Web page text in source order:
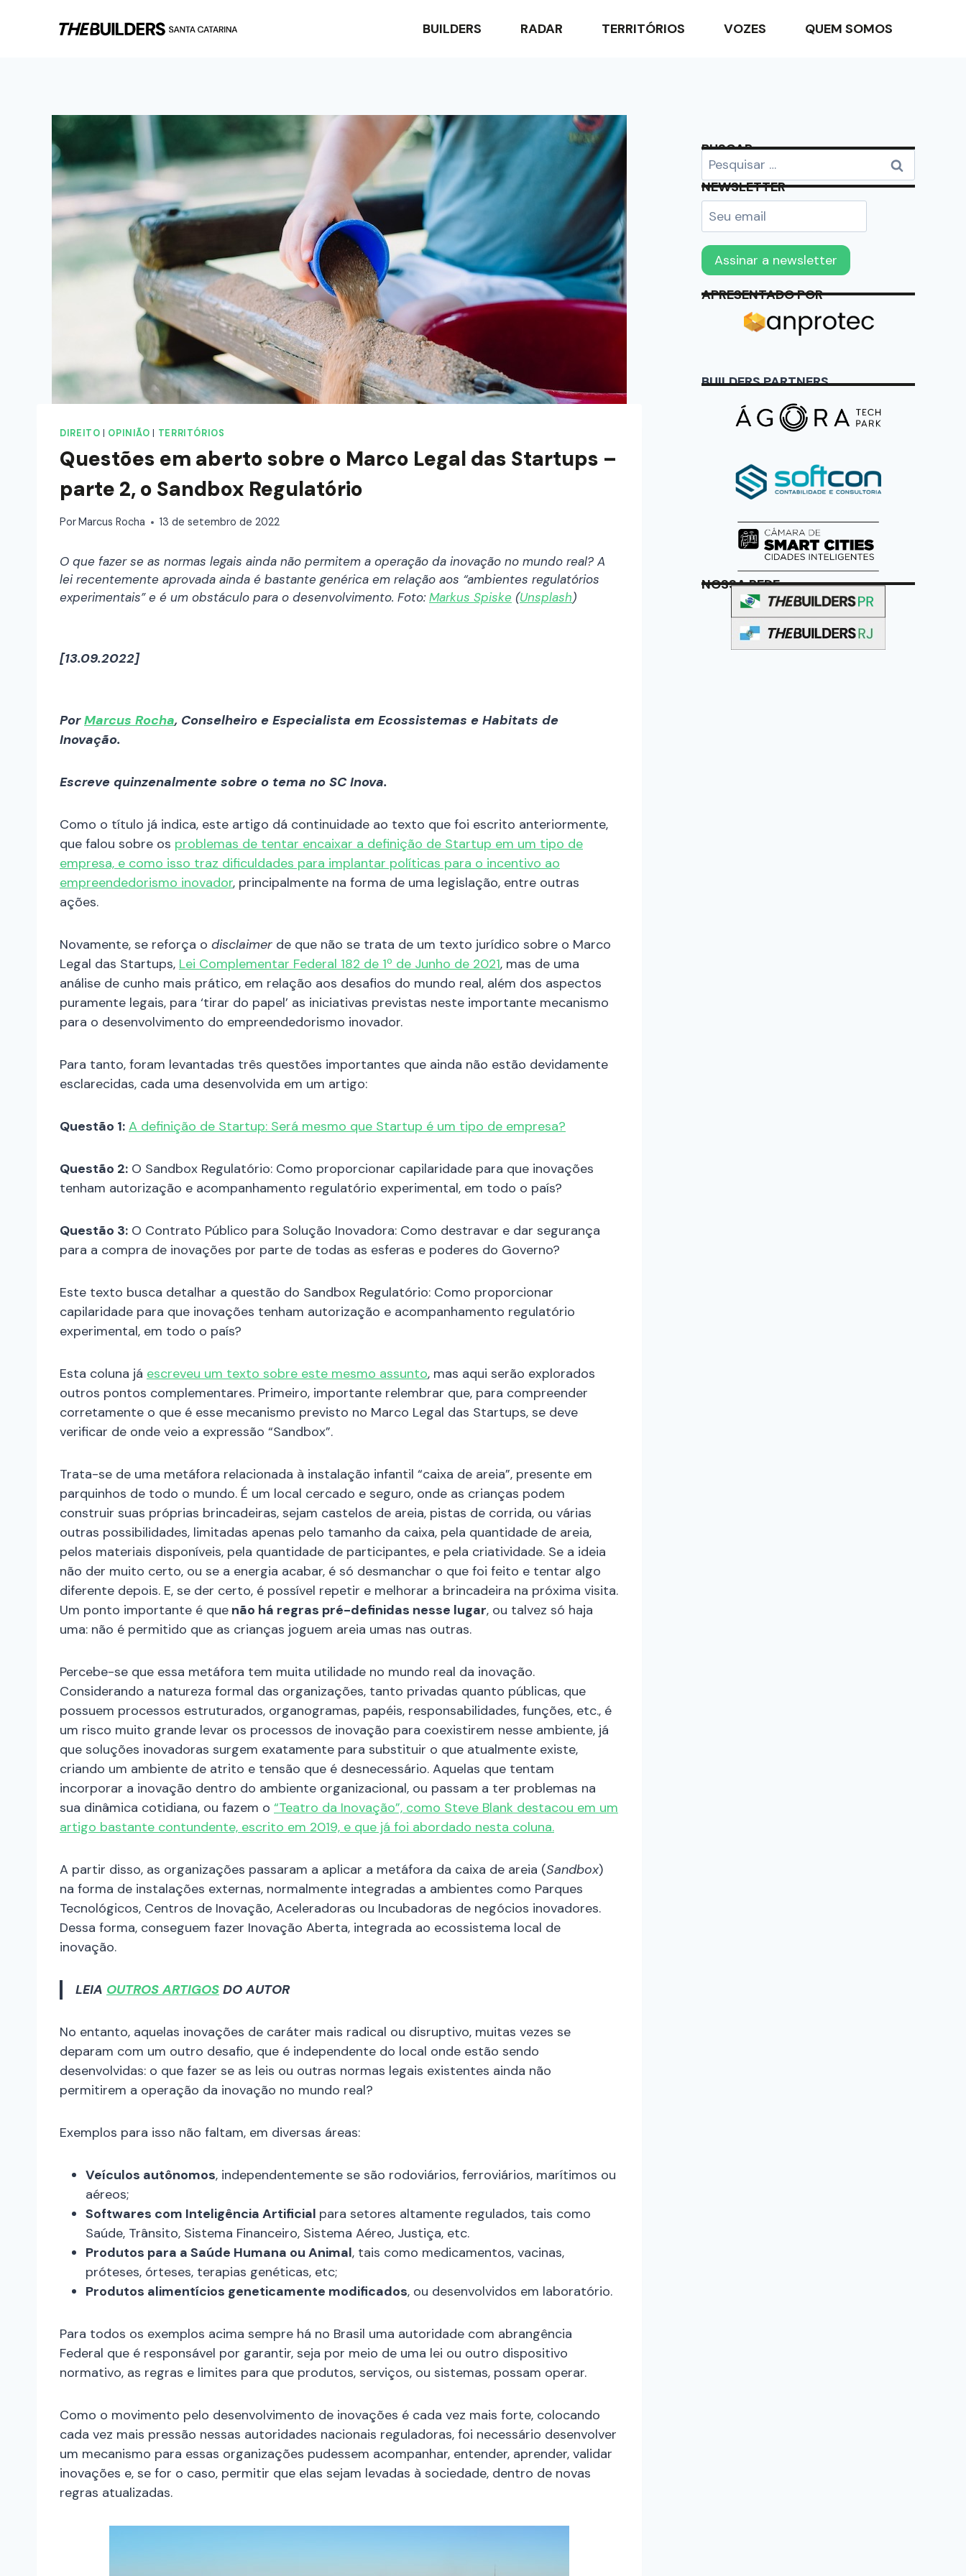
BUILDERS RADAR TERRITÓRIOS VOZES QUEM SOMOS
DIREITO OPINIÃO TERRITÓRIOS
Questões em aberto sobre o Marco Legal das Startups –
parte 2, o Sandbox Regulatório
PorMarcus Rocha 13 de setembro de 2022
O que fazer se as normas legais ainda não permitem a operação da inovação no mundo real? A
lei recentemente aprovada ainda é bastante genérica em relação aos “ambientes regulatórios
experimentais” e é um obstáculo para o desenvolvimento. Foto:Markus Spiske (Unsplash)
[13.09.2022]
PorMarcus Rocha, Conselheiro e Especialista em Ecossistemas e Habitats de
Inovação.
Escreve quinzenalmente sobre o tema no SC Inova.
Como o título já indica, este artigo dá continuidade ao texto que foi escrito anteriormente,
que falou sobre os problemas de tentar encaixar a definição de Startup em um tipo de
empresa, e como isso traz dificuldades para implantar políticas para o incentivo ao
empreendedorismo inovador, principalmente na forma de uma legislação, entre outras
ações.
Novamente, se reforça o disclaimer de que não se trata de um texto jurídico sobre o Marco
Legal das Startups, Lei Complementar Federal 182 de 1º de Junho de 2021, mas de uma
análise de cunho mais prático, em relação aos desafios do mundo real, além dos aspectos
puramente legais, para ‘tirar do papel’ as iniciativas previstas neste importante mecanismo
para o desenvolvimento do empreendedorismo inovador.
Para tanto, foram levantadas três questões importantes que ainda não estão devidamente
esclarecidas, cada uma desenvolvida em um artigo:
Questão 1: A definição de Startup: Será mesmo que Startup é um tipo de empresa?
Questão 2: O Sandbox Regulatório: Como proporcionar capilaridade para que inovações
tenham autorização e acompanhamento regulatório experimental, em todo o país?
Questão 3: O Contrato Público para Solução Inovadora: Como destravar e dar segurança
para a compra de inovações por parte de todas as esferas e poderes do Governo?
Este texto busca detalhar a questão do Sandbox Regulatório: Como proporcionar
capilaridade para que inovações tenham autorização e acompanhamento regulatório
experimental, em todo o país?
Esta coluna já escreveu um texto sobre este mesmo assunto, mas aqui serão explorados
outros pontos complementares. Primeiro, importante relembrar que, para compreender
corretamente o que é esse mecanismo previsto no Marco Legal das Startups, se deve
verificar de onde veio a expressão “Sandbox”.
Trata-se de uma metáfora relacionada à instalação infantil “caixa de areia”, presente em
parquinhos de todo o mundo. É um local cercado e seguro, onde as crianças podem
construir suas próprias brincadeiras, sejam castelos de areia, pistas de corrida, ou várias
outras possibilidades, limitadas apenas pelo tamanho da caixa, pela quantidade de areia,
pelos materiais disponíveis, pela quantidade de participantes, e pela criatividade. Se a ideia
não der muito certo, ou se a energia acabar, é só desmanchar o que foi feito e tentar algo
diferente depois. E, se der certo, é possível repetir e melhorar a brincadeira na próxima visita.
Um ponto importante é que não há regras pré-definidas nesse lugar, ou talvez só haja
uma: não é permitido que as crianças joguem areia umas nas outras.
Percebe-se que essa metáfora tem muita utilidade no mundo real da inovação.
Considerando a natureza formal das organizações, tanto privadas quanto públicas, que
possuem processos estruturados, organogramas, papéis, responsabilidades, funções, etc., é
um risco muito grande levar os processos de inovação para coexistirem nesse ambiente, já
que soluções inovadoras surgem exatamente para substituir o que atualmente existe,
criando um ambiente de atrito e tensão que é desnecessário. Aquelas que tentam
incorporar a inovação dentro do ambiente organizacional, ou passam a ter problemas na
sua dinâmica cotidiana, ou fazem o “Teatro da Inovação”, como Steve Blank destacou em um
artigo bastante contundente, escrito em 2019, e que já foi abordado nesta coluna.
A partir disso, as organizações passaram a aplicar a metáfora da caixa de areia (Sandbox)
na forma de instalações externas, normalmente integradas a ambientes como Parques
Tecnológicos, Centros de Inovação, Aceleradoras ou Incubadoras de negócios inovadores.
Dessa forma, conseguem fazer Inovação Aberta, integrada ao ecossistema local de
inovação.
LEIA OUTROS ARTIGOS DO AUTOR
No entanto, aquelas inovações de caráter mais radical ou disruptivo, muitas vezes se
deparam com um outro desafio, que é independente do local onde estão sendo
desenvolvidas: o que fazer se as leis ou outras normas legais existentes ainda não
permitirem a operação da inovação no mundo real?
Exemplos para isso não faltam, em diversas áreas:
Veículos autônomos, independentemente se são rodoviários, ferroviários, marítimos ou
aéreos;
Softwares com Inteligência Artificial para setores altamente regulados, tais como
Saúde, Trânsito, Sistema Financeiro, Sistema Aéreo, Justiça, etc.
Produtos para a Saúde Humana ou Animal, tais como medicamentos, vacinas,
próteses, órteses, terapias genéticas, etc;
Produtos alimentícios geneticamente modificados, ou desenvolvidos em laboratório.
Para todos os exemplos acima sempre há no Brasil uma autoridade com abrangência
Federal que é responsável por garantir, seja por meio de uma lei ou outro dispositivo
normativo, as regras e limites para que produtos, serviços, ou sistemas, possam operar.
Como o movimento pelo desenvolvimento de inovações é cada vez mais forte, colocando
cada vez mais pressão nessas autoridades nacionais reguladoras, foi necessário desenvolver
um mecanismo para essas organizações pudessem acompanhar, entender, aprender, validar
inovações e, se for o caso, permitir que elas sejam levadas à sociedade, dentro de novas
regras atualizadas.
BUSCAR
NEWSLETTER
APRESENTADO POR
BUILDERS PARTNERS
NOSSA REDE